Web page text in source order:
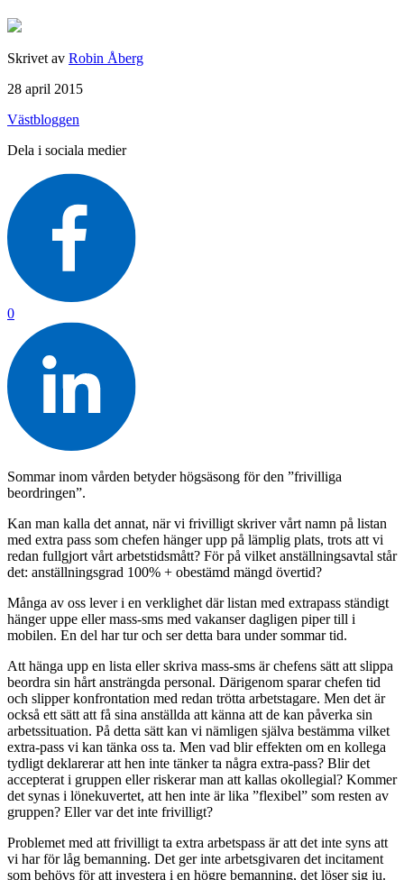
Skrivet av Robin Åberg
28 april 2015
Västbloggen
Dela i sociala medier
0
Sommar inom vården betyder högsäsong för den ”frivilliga
beordringen”.
Kan man kalla det annat, när vi frivilligt skriver vårt namn på listan
med extra pass som chefen hänger upp på lämplig plats, trots att vi
redan fullgjort vårt arbetstidsmått? För på vilket anställningsavtal står
det: anställningsgrad 100% + obestämd mängd övertid?
Många av oss lever i en verklighet där listan med extrapass ständigt
hänger uppe eller mass-sms med vakanser dagligen piper till i
mobilen. En del har tur och ser detta bara under sommar tid.
Att hänga upp en lista eller skriva mass-sms är chefens sätt att slippa
beordra sin hårt ansträngda personal. Därigenom sparar chefen tid
och slipper konfrontation med redan trötta arbetstagare. Men det är
också ett sätt att få sina anställda att känna att de kan påverka sin
arbetssituation. På detta sätt kan vi nämligen själva bestämma vilket
extra-pass vi kan tänka oss ta. Men vad blir effekten om en kollega
tydligt deklarerar att hen inte tänker ta några extra-pass? Blir det
accepterat i gruppen eller riskerar man att kallas okollegial? Kommer
det synas i lönekuvertet, att hen inte är lika ”flexibel” som resten av
gruppen? Eller var det inte frivilligt?
Problemet med att frivilligt ta extra arbetspass är att det inte syns att
vi har för låg bemanning. Det ger inte arbetsgivaren det incitament
som behövs för att investera i en högre bemanning, det löser sig ju.